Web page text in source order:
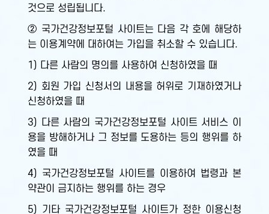
것으로 성립됩니다.
② 국가건강정보포털 사이트는 다음 각 호에 해당하
는 이용계약에 대하여는 가입을 취소할 수 있습니다.
1) 다른 사람의 명의를 사용하여 신청하였을 때
2) 회원 가입 신청서의 내용을 허위로 기재하였거나
신청하였을 때
3) 다른 사람의 국가건강정보포털 사이트 서비스 이
용을 방해하거나 그 정보를 도용하는 등의 행위를 하
였을 때
4) 국가건강정보포털 사이트를 이용하여 법령과 본
약관이 금지하는 행위를 하는 경우
5) 기타 국가건강정보포털 사이트가 정한 이용신청